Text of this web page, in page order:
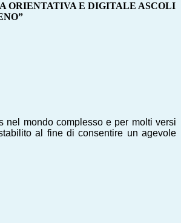
ORIENTATIVA E DIGITALE ASCOLI
nel mondo complesso e per molti versi
al fine di consentire un agevole